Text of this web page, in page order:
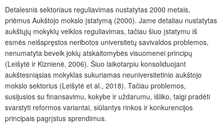
Detalesnis sektoriaus reguliavimas nustatytas 2000 metais,
priėmus Aukštojo mokslo įstatymą (2000). Jame detaliau nustatytas
aukštųjų mokyklų veiklos reguliavimas, tačiau šiuo įstatymu iš
esmės neišspręstos neribotos universitetų savivaldos problemos,
nenumatyta beveik jokių atskaitomybės visuomenei principų
(Leišytė ir Kiznienė, 2006). Šiuo laikotarpiu konsoliduojant
aukštesniąsias mokyklas sukuriamas neuniversitetinio aukštojo
mokslo sektorius (Leišytė et al., 2018). Tačiau problemos,
susijusios su finansavimu, kokybe ir uždarumu, išliko, taigi pradėti
svarstyti reformos variantai, siūlantys rinkos ir konkurencijos
principais pagrįstus sprendimus.